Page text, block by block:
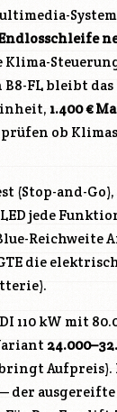
FL bleibt
1.400 €
prüfen ob
(Stop-and-
jede
Reichweite
die
110 kW mit
Aufpreis).
der ausgereifte